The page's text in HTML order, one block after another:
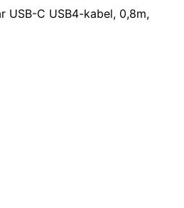
USB-C USB4-kabel, 0,8m,